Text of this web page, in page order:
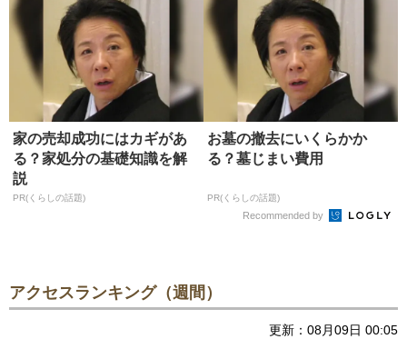
家の売却成功にはカギがあ
る？家処分の基礎知識を解
説
PR(くらしの話題)
お墓の撤去にいくらかか
る？墓じまい費用
PR(くらしの話題)
Recommended by
アクセスランキング（週間）
更新：08月09日 00:05